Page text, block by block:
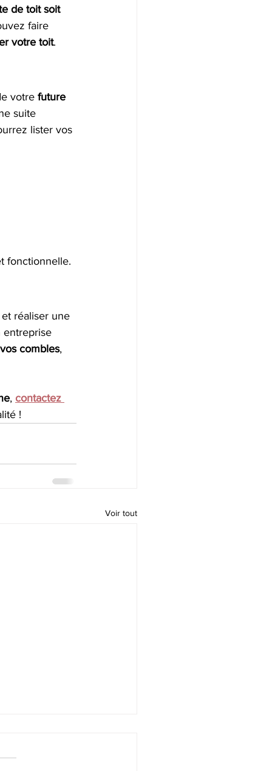
de toit soit
faire
votre toit.
votre future
suite
lister vos
fonctionnelle.
réaliser une
entreprise
combles,
, contactez
!
Voir tout